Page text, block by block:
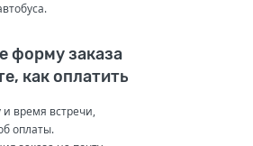
форму заказа
как оплатить
и время встречи,
оплаты.